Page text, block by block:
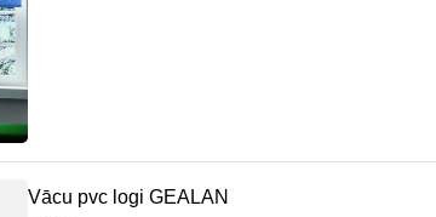
Vācu pvc logi GEALAN